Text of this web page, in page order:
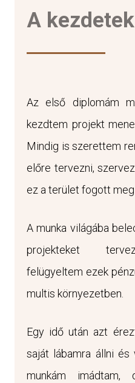
A kezdetek
Az első diplomám
kezdtem projekt
Mindig is szerettem
előre tervezni,
ez a terület fogott meg
A munka világába
projekteket
felügyeltem ezek
multis környezetben.
Egy idő után azt
saját lábamra állni és
munkám